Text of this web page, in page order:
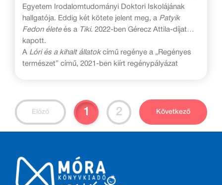
így tett: mintha egy iskolás gyerek gombfesték-
készletével kellene ábrázolnia a trópusi őserdő
összes madarának szárnytollait. És – sikerült.
Korlátok közt válik el, ki a mester, valahogy így
jellemezte Goethe a művész tehetségét. Ő ugyan a
formai szabályok gúzsába kötött táncra gondolt, de
szűkszavúbban, minél egyszerűbb eszközökkel fejezi
ki mondandóját, annál inkább. Ezt bizonyítja Réber
Egyetem Irodalomtudományi Doktori Iskolájának
hallgatója. Eddig két kötete jelent meg, a Patyik
Fedon életeés a Tiki. 2022-ben Gérecz Attila-díjat
kapott.
A Lóri és a kihalt állatok című regénye a „Regényes
természet” című, 2021-ben kiírt regénypályázat
Előző 1 2 Következő